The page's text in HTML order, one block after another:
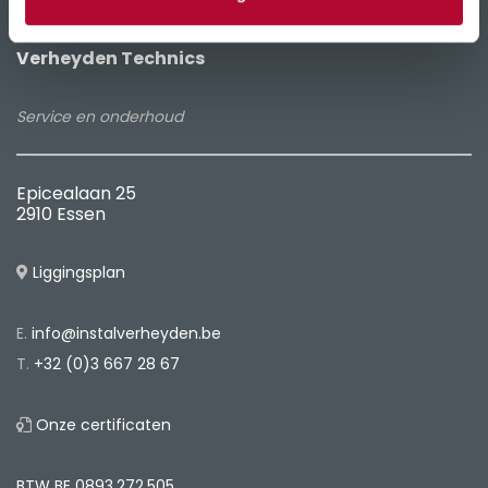
Verheyden Technics
Service en onderhoud
Epicealaan 25
2910 Essen
Liggingsplan
E. info@instalverheyden.be
T. +32 (0)3 667 28 67
Onze certificaten